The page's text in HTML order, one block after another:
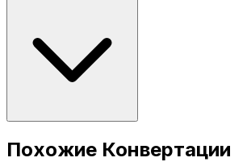
Похожие Конвертации